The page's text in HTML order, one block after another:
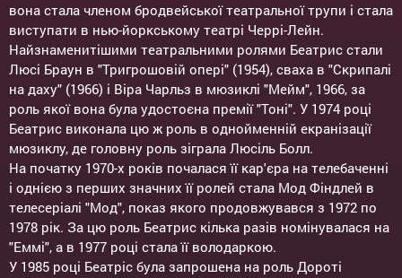
вона стала членом бродвейської театральної трупи і стала
виступати в нью-йоркському театрі Черрі-Лейн.
Найзнаменитішими театральними ролями Беатрис стали
Люсі Браун в "Тригрошовій опері" (1954), сваха в "Скрипалі
на даху" (1966) і Віра Чарльз в мюзиклі "Мейм", 1966, за
роль якої вона була удостоєна премії "Тоні". У 1974 році
Беатрис виконала цю ж роль в однойменній екранізації
мюзиклу, де головну роль зіграла Люсіль Болл.
На початку 1970-х років почалася її кар'єра на телебаченні
і однією з перших значних її ролей стала Мод Фіндлей в
телесеріалі "Мод", показ якого продовжувався з 1972 по
1978 рік. За цю роль Беатрис кілька разів номінувалася на
"Еммі", а в 1977 році стала її володаркою.
У 1985 році Беатріс була запрошена на роль Дороті